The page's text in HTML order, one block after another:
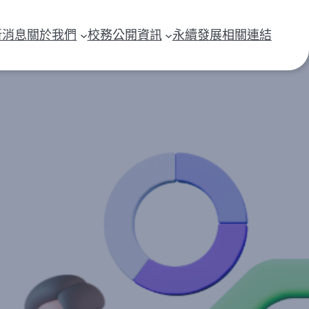
息關於我們 校務公開資訊 永續發展相關連結